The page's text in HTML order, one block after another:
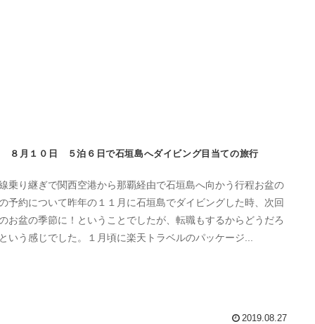
８月１０日 ５泊６日で石垣島へダイビング目当ての旅行
乗り継ぎで関西空港から那覇経由で石垣島へ向かう行程お盆の
予約について昨年の１１月に石垣島でダイビングした時、次回
お盆の季節に！ということでしたが、転職もするからどうだろ
いう感じでした。１月頃に楽天トラベルのパッケージ...
2019.08.27